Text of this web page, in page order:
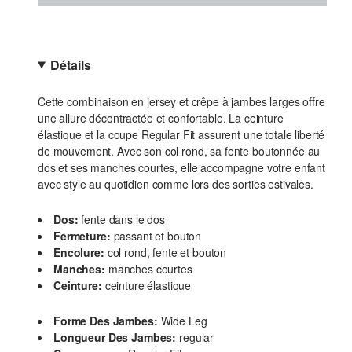
Détails
Cette combinaison en jersey et crêpe à jambes larges offre
une allure décontractée et confortable. La ceinture
élastique et la coupe Regular Fit assurent une totale liberté
de mouvement. Avec son col rond, sa fente boutonnée au
dos et ses manches courtes, elle accompagne votre enfant
avec style au quotidien comme lors des sorties estivales.
Dos: fente dans le dos
Fermeture: passant et bouton
Encolure: col rond, fente et bouton
Manches: manches courtes
Ceinture: ceinture élastique
Forme Des Jambes: Wide Leg
Longueur Des Jambes: regular